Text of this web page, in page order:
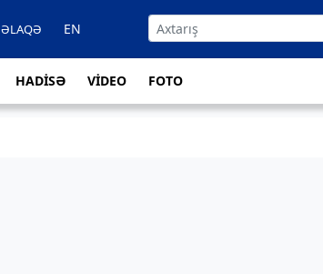
ƏLAQƏ EN
HADİSƏ VİDEO FOTO